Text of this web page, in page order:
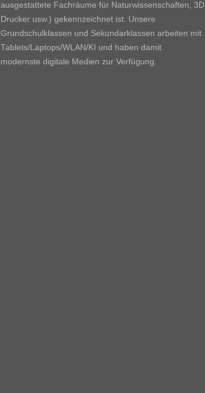
ausgestattete Fachräume für Naturwissenschaften, 3D
Drucker usw.) gekennzeichnet ist. Unsere
Grundschulklassen und Sekundarklassen arbeiten mit
Tablets/Laptops/WLAN/KI und haben damit
modernste digitale Medien zur Verfügung.